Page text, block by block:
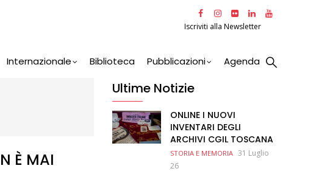
Iscriviti alla Newsletter
Internazionale Biblioteca Pubblicazioni Agenda
È MAI
Ultime Notizie
ONLINE I NUOVI
INVENTARI DEGLI
ARCHIVI CGIL TOSCANA
STORIA E MEMORIA 31 Luglio
26